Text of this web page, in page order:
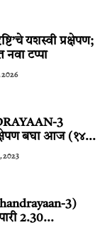
यशस्वी प्रक्षेपण;
नवा टप्पा
3
बघा आज (१४...
2023
3)
2.30...